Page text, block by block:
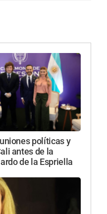
políticas y
antes de la
de la Espriella